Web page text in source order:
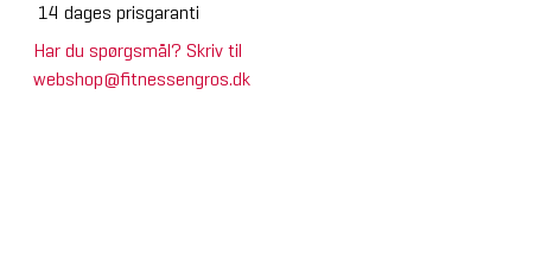
14 dages prisgaranti
Har du spørgsmål? Skriv til
webshop@fitnessengros.dk